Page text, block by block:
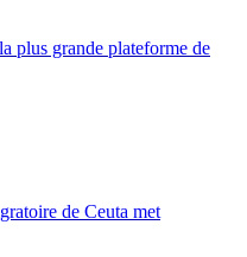
plus grande plateforme de
de Ceuta met